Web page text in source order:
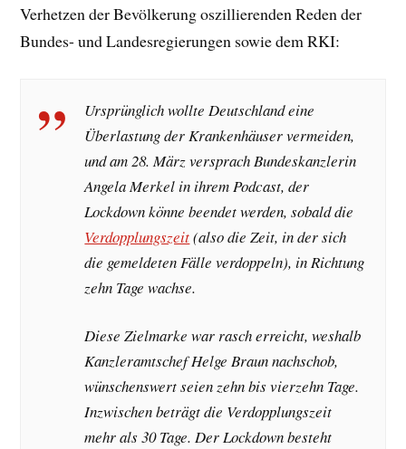
Verhetzen der Bevölkerung oszillierenden Reden der
Bundes- und Landesregierungen sowie dem RKI:
Ursprünglich wollte Deutschland eine
Überlastung der Krankenhäuser vermeiden,
und am 28. März versprach Bundeskanzlerin
Angela Merkel in ihrem Podcast, der
Lockdown könne beendet werden, sobald die
Verdopplungszeit(also die Zeit, in der sich
die gemeldeten Fälle verdoppeln), in Richtung
zehn Tage wachse.
Diese Zielmarke war rasch erreicht, weshalb
Kanzleramtschef Helge Braun nachschob,
wünschenswert seien zehn bis vierzehn Tage.
Inzwischen beträgt die Verdopplungszeit
mehr als 30 Tage. Der Lockdown besteht